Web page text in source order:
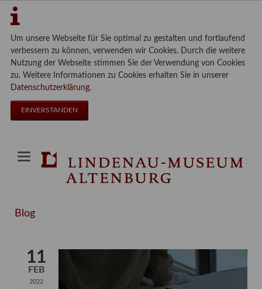
Um unsere Webseite für Sie optimal zu gestalten und fortlaufend
verbessern zu können, verwenden wir Cookies. Durch die weitere
Nutzung der Webseite stimmen Sie der Verwendung von Cookies
zu. Weitere Informationen zu Cookies erhalten Sie in unserer
Datenschutzerklärung.
EINVERSTANDEN
Blog
11
FEB
2022